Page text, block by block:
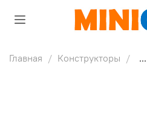
Главная Конструкторы ...